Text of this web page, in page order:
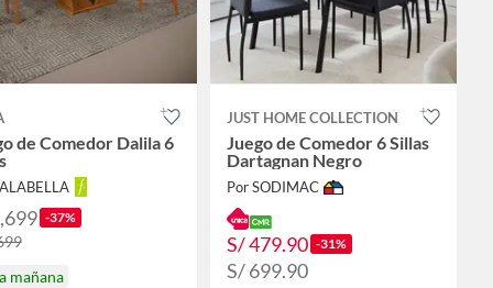
de Comedor Dalila 6
-37%
mañana
JUST HOME COLLECTION
Juego de Comedor 6 Sillas
Dartagnan Negro
Por SODIMAC
S/ 479.90 -31%
S/ 699.90